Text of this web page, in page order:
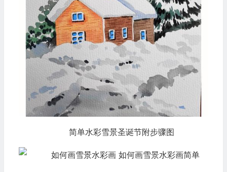
简单水彩雪景圣诞节附步骤图